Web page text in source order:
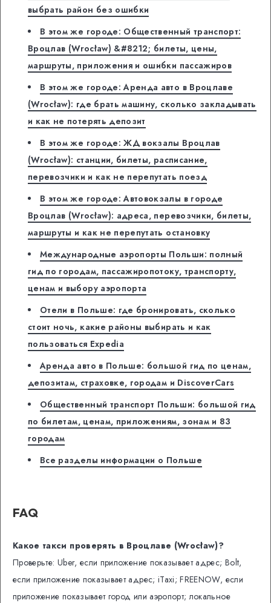
выбрать район без ошибки
В этом же городе: Общественный транспорт:
Вроцлав (Wrocław) &#8212; билеты, цены,
маршруты, приложения и ошибки пассажиров
В этом же городе: Аренда авто в Вроцлаве
(Wrocław): где брать машину, сколько закладывать
и как не потерять депозит
В этом же городе: ЖД вокзалы Вроцлав
(Wrocław): станции, билеты, расписание,
перевозчики и как не перепутать поезд
В этом же городе: Автовокзалы в городе
Вроцлав (Wrocław): адреса, перевозчики, билеты,
маршруты и как не перепутать остановку
Международные аэропорты Польши: полный
гид по городам, пассажиропотоку, транспорту,
ценам и выбору аэропорта
Отели в Польше: где бронировать, сколько
стоит ночь, какие районы выбирать и как
пользоваться Expedia
Аренда авто в Польше: большой гид по ценам,
депозитам, страховке, городам и DiscoverCars
Общественный транспорт Польши: большой гид
по билетам, ценам, приложениям, зонам и 83
городам
Все разделы информации о Польше
FAQ
Какое такси проверять в Вроцлаве (Wrocław)?
Проверьте: Uber, если приложение показывает адрес; Bolt,
если приложение показывает адрес; iTaxi; FREENOW, если
приложение показывает город или аэропорт; локальное